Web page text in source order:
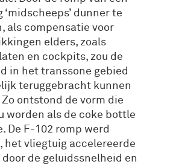
‘midscheeps’ dunner te
als compensatie voor
elders, zoals
en cockpits, zou de
in het transsone gebied
teruggebracht kunnen
ontstond de vorm die
worden als de coke bottle
De F-102 romp werd
het vliegtuig accelereerde
de geluidssnelheid en